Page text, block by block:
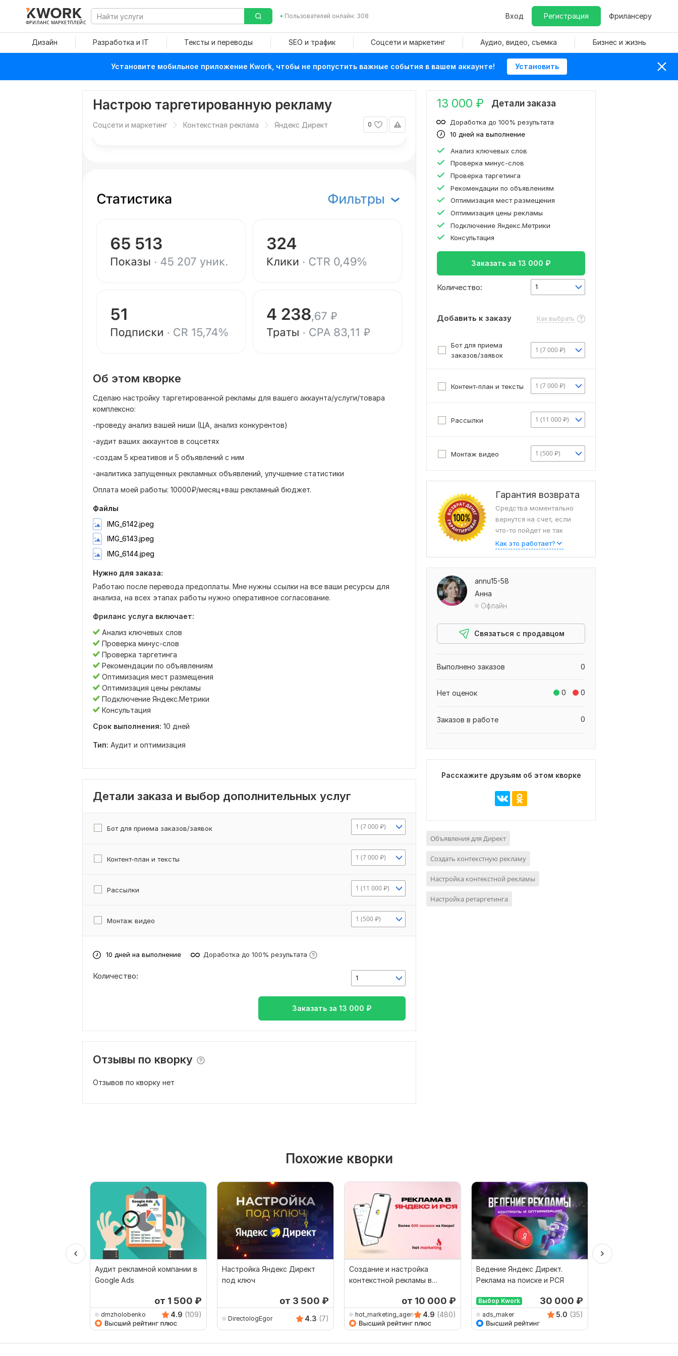
ФРИЛАНС МАРКЕТПЛЕЙС
Пользователей онлайн: 308 Вход Регистрация Фрилансеру
Дизайн Разработка и IT Тексты и переводы SEO и трафик Соцсети и маркетинг Аудио, видео, съемка Бизнес и жизнь
Установите мобильное приложение Kwork, чтобы не пропустить важные события в вашем аккаунте! Установить
Настрою таргетированную рекламу
0
Соцсети и маркетинг Контекстная реклама Яндекс Директ
Об этом кворке
Сделаю настройку таргетированной рекламы для вашего аккаунта/услуги/товара
комплексно:
-проведу анализ вашей ниши (ЦА, анализ конкурентов)
-аудит ваших аккаунтов в соцсетях
-создам 5 креативов и 5 объявлений с ним
-аналитика запущенных рекламных объявлений, улучшение статистики
Оплата моей работы: 10000₽/месяц+ваш рекламный бюджет.
Файлы
IMG_6142.jpeg
IMG_6143.jpeg
IMG_6144.jpeg
Нужно для заказа:
Работаю после перевода предоплаты. Мне нужны ссылки на все ваши ресурсы для
анализа, на всех этапах работы нужно оперативное согласование.
Фриланс услуга включает:
Анализ ключевых слов
Проверка минус-слов
Проверка таргетинга
Рекомендации по объявлениям
Оптимизация мест размещения
Оптимизация цены рекламы
Подключение Яндекс.Метрики
Консультация
Срок выполнения: 10 дней
Тип: Аудит и оптимизация
Детали заказа и выбор дополнительных услуг
Бот для приема заказов/заявок 1 (7 000 ₽)
Контент-план и тексты 1 (7 000 ₽)
Рассылки 1 (11 000 ₽)
Монтаж видео 1 (500 ₽)
10 дней на выполнение Доработка до 100% результата
1
Количество:
Заказать за 13 000 ₽
Отзывы по кворку
Отзывов по кворку нет
13 000 ₽ Детали заказа
10 дней на выполнение
Доработка до 100% результата
Анализ ключевых слов
Проверка минус-слов
Проверка таргетинга
Рекомендации по объявлениям
Оптимизация мест размещения
Оптимизация цены рекламы
Подключение Яндекс.Метрики
Консультация
Заказать за 13 000 ₽
Количество: 1
Добавить к заказу Как выбрать
Бот для приема
заказов/заявок
1 (7 000 ₽)
Контент-план и тексты 1 (7 000 ₽)
Рассылки 1 (11 000 ₽)
Монтаж видео 1 (500 ₽)
Гарантия возврата
Средства моментально
вернутся на счет, если
что-то пойдет не так
Как это работает?
annu15-58
Анна
Офлайн
Связаться с продавцом
0
Выполнено заказов
0 0
Нет оценок
0
Заказов в работе
Расскажите друзьям об этом кворке
Объявления для Директ
Создать контекстную рекламу
Настройка контекстной рекламы
Настройка ретаргетинга
Похожие кворки
Аудит рекламной компании в
Google Ads
от 1 500 ₽
dmzholobenko 4.9 (109)
Настройка Яндекс Директ
под ключ
от 3 500 ₽
DirectologEgor 4.3 (7)
Создание и настройка
контекстной рекламы в
от 10 000 ₽
hot_marketing_agency 4.9 (480)
Ведение Яндекс Директ.
Реклама на поиске и РСЯ
Выбор Kwork 30 000 ₽
ads_maker 5.0 (35)